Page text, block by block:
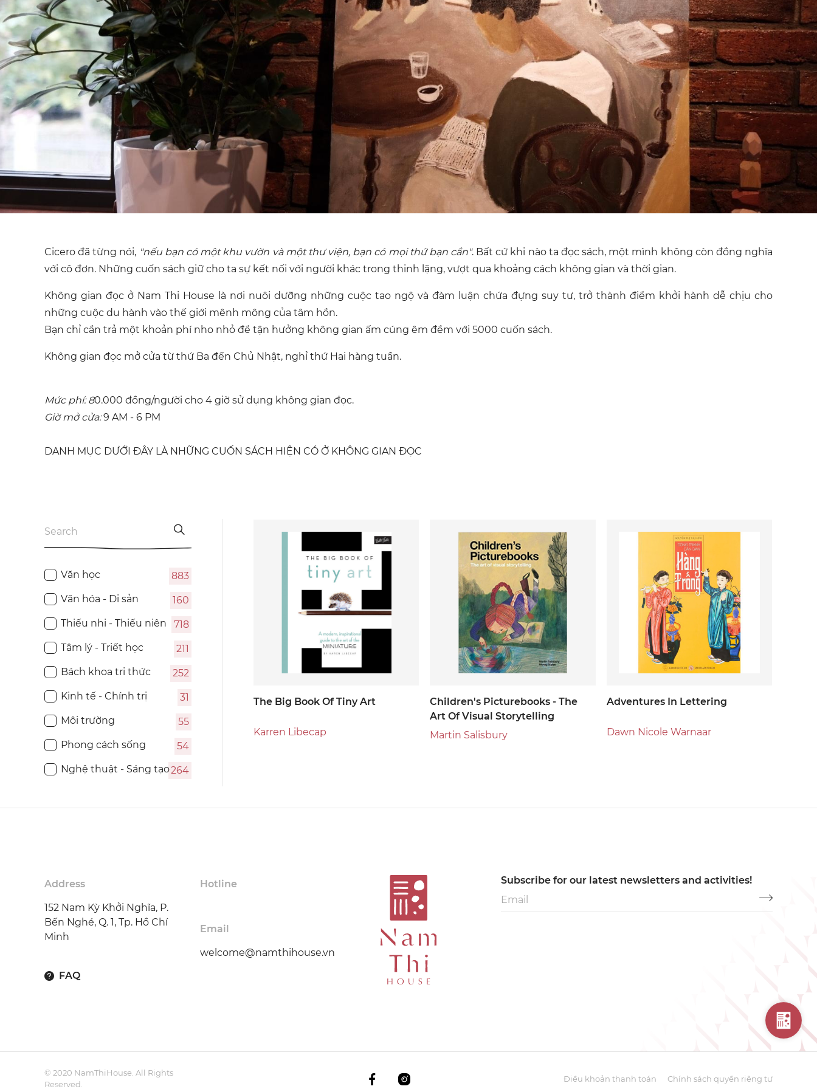
Cicero đã từng nói, "nếu bạn có một khu vườn và một thư viện, bạn có mọi thứ bạn cần". Bất cứ khi nào ta đọc sách, một mình không còn đồng nghĩa
với cô đơn. Những cuốn sách giữ cho ta sự kết nối với người khác trong thinh lặng, vượt qua khoảng cách không gian và thời gian.
Không gian đọc ở Nam Thi House là nơi nuôi dưỡng những cuộc tao ngộ và đàm luận chứa đựng suy tư, trở thành điểm khởi hành dễ chịu cho
những cuộc du hành vào thế giới mênh mông của tâm hồn.
Bạn chỉ cần trả một khoản phí nho nhỏ để tận hưởng không gian ấm cúng êm đềm với 5000 cuốn sách.
Không gian đọc mở cửa từ thứ Ba đến Chủ Nhật, nghỉ thứ Hai hàng tuần.
Mức phí: 80.000 đồng/người cho 4 giờ sử dụng không gian đọc.
Giờ mở cửa:9 AM - 6 PM
DANH MỤC DƯỚI ĐÂY LÀ NHỮNG CUỐN SÁCH HIỆN CÓ Ở KHÔNG GIAN ĐỌC
Văn học
883
Văn hóa - Di sản
160
Thiếu nhi - Thiếu niên
718
Tâm lý - Triết học
211
Bách khoa tri thức
252
Kinh tế - Chính trị
31
Môi trường
55
Phong cách sống
54
Nghệ thuật - Sáng tạo264
The Big Book Of Tiny Art
Karren Libecap
Children's Picturebooks - The
Art Of Visual Storytelling
Martin Salisbury
Adventures In Lettering
Dawn Nicole Warnaar
Address
152 Nam Kỳ Khởi Nghĩa, P.
Bến Nghé, Q. 1, Tp. Hồ Chí
Minh
FAQ
Hotline
Email
welcome@namthihouse.vn
Subscribe for our latest newsletters and activities!
© 2020 NamThiHouse. All Rights
Reserved.
Điều khoản thanh toán Chính sách quyền riêng tư